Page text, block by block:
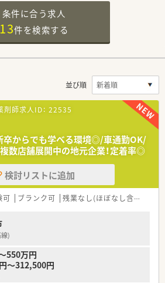
条件に合う求人
13件を検索する
並び順
剤師求人ID： 22535
卒からでも学べる環境◎/車通勤OK/
数店舗展開中の地元企業！定着率◎
検討リストに追加
可 ブランク可 残業なし(ほぼなし含む)
)
550万円
～312,500円